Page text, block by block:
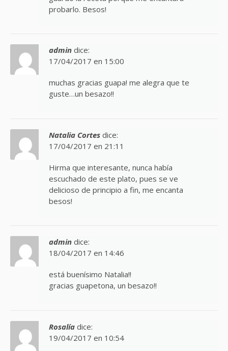
probarlo. Besos!
admin dice:
17/04/2017 en 15:00
muchas gracias guapa! me alegra que te
guste…un besazo!!
Natalia Cortes dice:
17/04/2017 en 21:11
Hirma que interesante, nunca había
escuchado de este plato, pues se ve
delicioso de principio a fin, me encanta
besos!
admin dice:
18/04/2017 en 14:46
está buenísimo Natalia!!
gracias guapetona, un besazo!!
Rosalía dice:
19/04/2017 en 10:54